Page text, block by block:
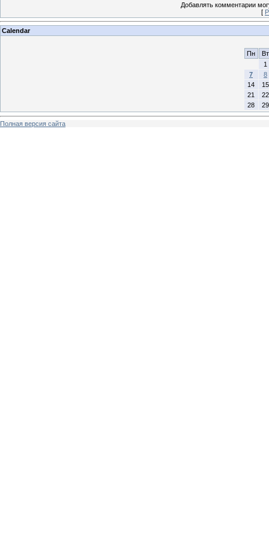
Добавлять комментарии
[
Calendar
Пн
Вт
1
7
8
14
15
21
22
28
29
Полная версия сайта